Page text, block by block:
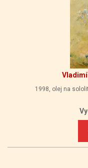
1998, olej na